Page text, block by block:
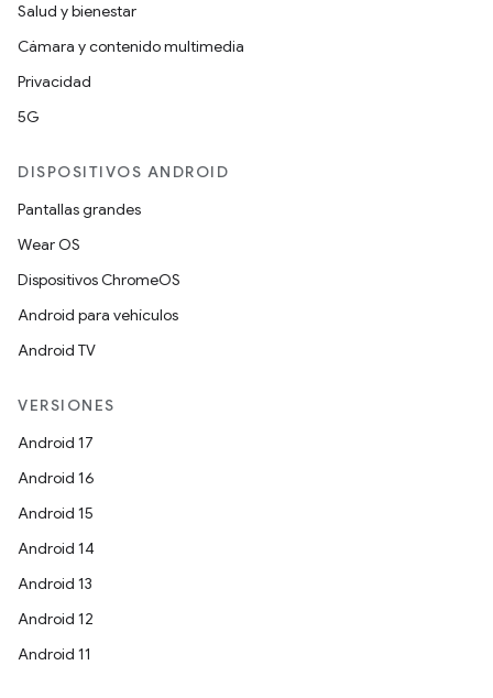
Salud y bienestar
Cámara y contenido multimedia
Privacidad
5G
DISPOSITIVOS ANDROID
Pantallas grandes
Wear OS
Dispositivos ChromeOS
Android para vehículos
Android TV
VERSIONES
Android 17
Android 16
Android 15
Android 14
Android 13
Android 12
Android 11